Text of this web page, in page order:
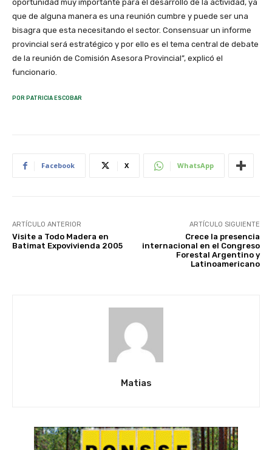
oportunidad muy importante para el desarrollo de la actividad, ya
que de alguna manera es una reunión cumbre y puede ser una
bisagra que esta necesitando el sector. Consensuar un informe
provincial será estratégico y por ello es el tema central de debate
de la reunión de Comisión Asesora Provincial”, explicó el
funcionario.
POR PATRICIA ESCOBAR
Facebook X WhatsApp
ARTÍCULO ANTERIOR
Visite a Todo Madera en
Batimat Expovivienda 2005
ARTÍCULO SIGUIENTE
Crece la presencia
internacional en el Congreso
Forestal Argentino y
Latinoamericano
Matias